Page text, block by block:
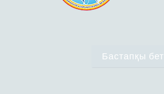
Бастапқы бет